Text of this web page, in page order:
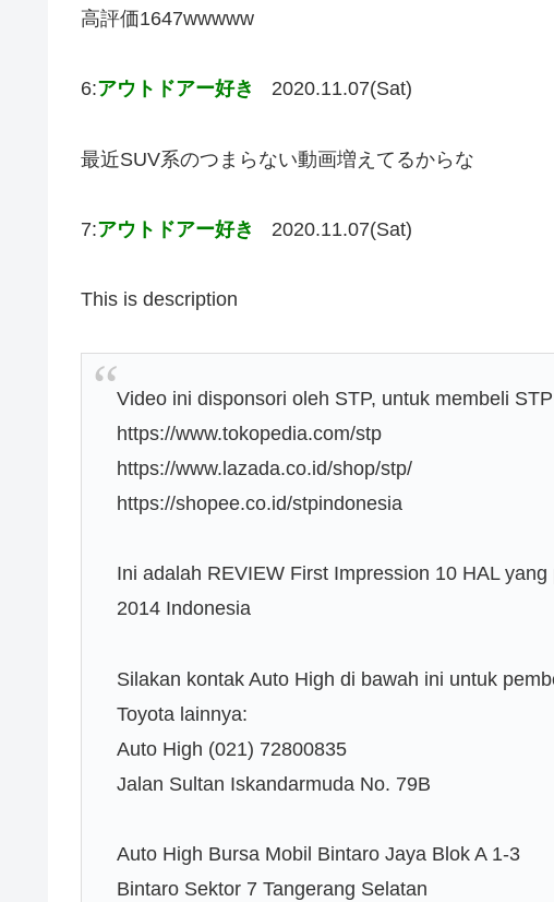
高評価1647wwwww
6:アウトドアー好き 2020.11.07(Sat)
最近SUV系のつまらない動画増えてるからな
7:アウトドアー好き 2020.11.07(Sat)
This is description
Video ini disponsori oleh STP, untuk membeli
https://www.tokopedia.com/stp
https://www.lazada.co.id/shop/stp/
https://shopee.co.id/stpindonesia
Ini adalah REVIEW First Impression 10 HAL
2014 Indonesia
Silakan kontak Auto High di bawah ini untuk
Toyota lainnya:
Auto High (021) 72800835
Jalan Sultan Iskandarmuda No. 79B
Auto High Bursa Mobil Bintaro Jaya Blok A 1-3
Bintaro Sektor 7 Tangerang Selatan